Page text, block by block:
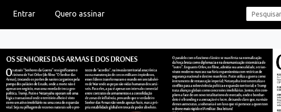
Entrar Quero assinar